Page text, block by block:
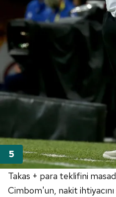
Takas + para teklifini
Cimbom'un, nakit ihtiyacını